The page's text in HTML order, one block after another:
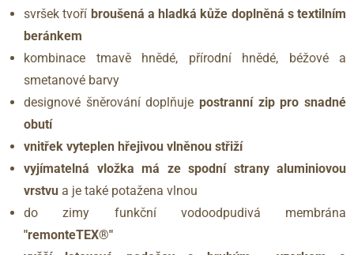
svršek tvoří broušená a hladká kůže doplněná s textilním
beránkem
kombinace tmavě hnědé, přírodní hnědé, béžové a
smetanové barvy
designové šněrování doplňuje postranní zip pro snadné
obutí
vnitřek vyteplen hřejivou vlněnou střiží
vyjímatelná vložka má ze spodní strany aluminiovou
vrstvu a je také potažena vlnou
do zimy funkční vodoodpudivá membrána
"remonteTEX®"